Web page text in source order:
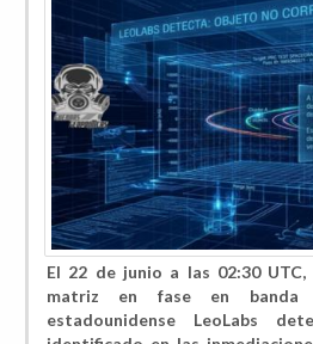
El 22 de junio a las 02:30
matriz en fase en
estadounidense LeoLabs